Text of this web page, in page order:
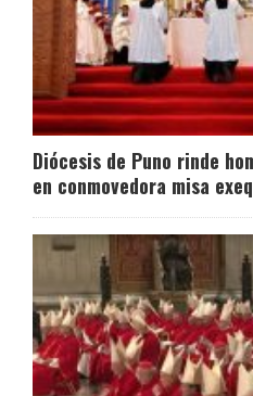
Diócesis de Puno rinde
en conmovedora misa